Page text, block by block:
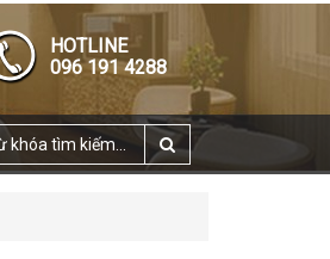
HOTLINE
096 191 4288